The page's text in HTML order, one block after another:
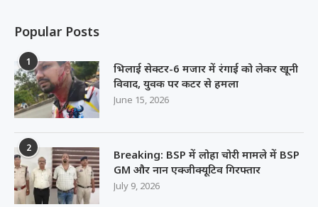
Popular Posts
1
भिलाई सेक्टर-6 मजार में रंगाई को लेकर खूनी
विवाद, युवक पर कटर से हमला
June 15, 2026
2
Breaking: BSP में लोहा चोरी मामले में BSP
GM और नान एक्जीक्यूटिव गिरफ्तार
July 9, 2026